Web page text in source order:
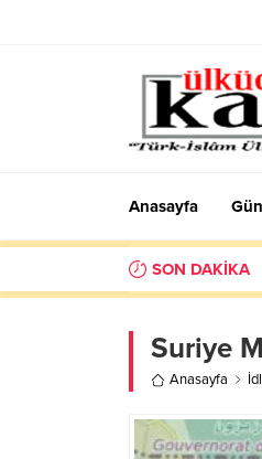
Anasayfa
SON DAKİKA
Suriye
Anasayfa